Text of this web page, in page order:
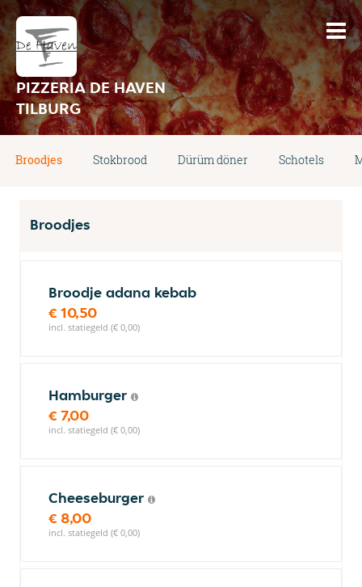
PIZZERIA DE HAVEN
TILBURG
Broodjes Stokbrood Dürüm döner Schotels
Broodjes
Broodje adana kebab
€ 10,50
incl. statiegeld (€ 0,00)
Hamburger
€ 7,00
incl. statiegeld (€ 0,00)
Cheeseburger
€ 8,00
incl. statiegeld (€ 0,00)